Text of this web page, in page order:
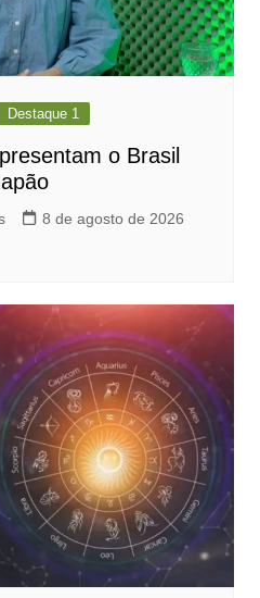
Destaque 1
o Brasil
8 de agosto de 2026